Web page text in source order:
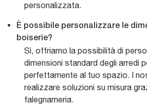
personalizzata.
È possibile personalizzare le
boiserie?
Sì, offriamo la possibilità di
dimensioni standard degli arredi
perfettamente al tuo spazio. I
realizzare soluzioni su misura
falegnameria.